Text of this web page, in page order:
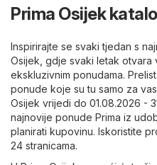
Prima Osijek
Inspirirajte se svaki tjedan s
Osijek, gdje svaki letak otvara
ekskluzivnim ponudama.
ponude koje su tu samo za
Osijek vrijedi do 01.08.2026 -
najnovije ponude Prima iz
planirati kupovinu. Iskoristite
24 stranicama.